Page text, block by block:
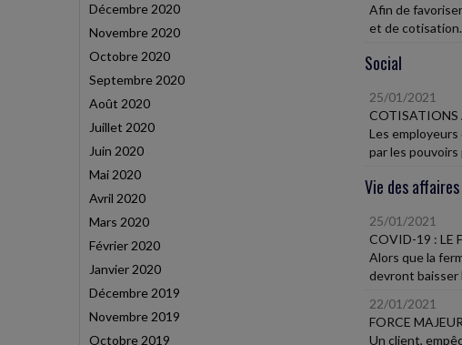
Décembre 2020
Novembre 2020
Octobre 2020
Septembre 2020
Août 2020
Juillet 2020
Juin 2020
Mai 2020
Avril 2020
Mars 2020
Février 2020
Janvier 2020
Décembre 2019
Novembre 2019
Octobre 2019
Afin de
et de
Social
25/01/2021
COTISATIONS
Les
par les pouvoirs
Vie des affaires
25/01/2021
COVID-19 : LE
Alors que la
devront baisser
22/01/2021
FORCE
Un client,